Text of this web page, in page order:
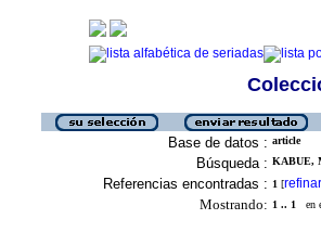
Base de datos : article
Búsqueda : KABUE,
Referencias encontradas : 1 [refinar
Mostrando: 1 .. 1 en